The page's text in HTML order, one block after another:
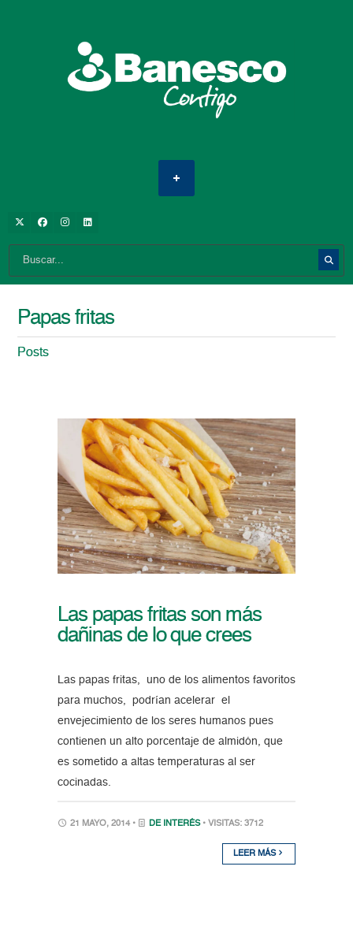
Papas fritas
Posts
Las papas fritas son más
dañinas de lo que crees
Las papas fritas, uno de los alimentos favoritos
para muchos, podrían acelerar el
envejecimiento de los seres humanos pues
contienen un alto porcentaje de almidón, que
es sometido a altas temperaturas al ser
cocinadas.
21 MAYO, 2014 • DE INTERÉS • VISITAS: 3712
LEER MÁS